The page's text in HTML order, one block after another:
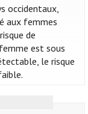
occidentaux,
aux femmes
de
est sous
le risque